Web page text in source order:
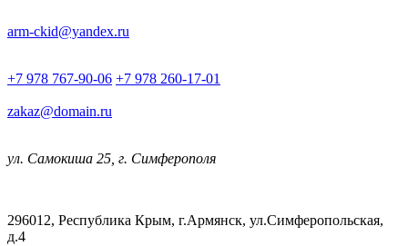
arm-ckid@yandex.ru
+7 978 767-90-06 +7 978 260-17-01
zakaz@domain.ru
ул. Самокиша 25, г. Симферополя
296012, Республика Крым, г.Армянск, ул.Симферопольская,
д.4